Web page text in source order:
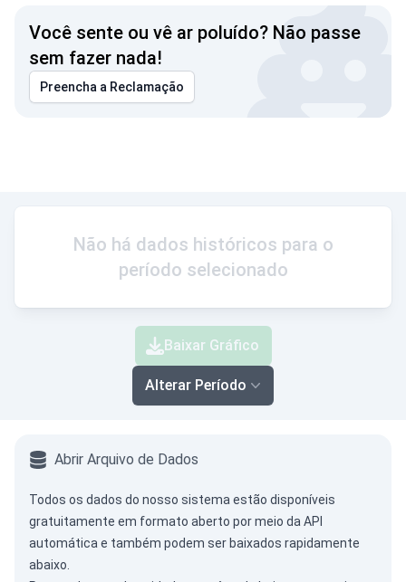
Você sente ou vê ar poluído? Não passe
sem fazer nada!
Preencha a Reclamação
Não há dados históricos para o
período selecionado
Baixar Gráfico
Alterar Período
Abrir Arquivo de Dados
Todos os dados do nosso sistema estão disponíveis
gratuitamente em formato aberto por meio da API
automática e também podem ser baixados rapidamente
abaixo.